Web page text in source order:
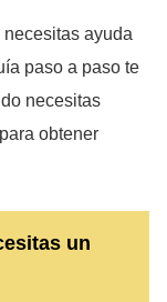
ayuda
paso a paso te
necesitas
obtener
un